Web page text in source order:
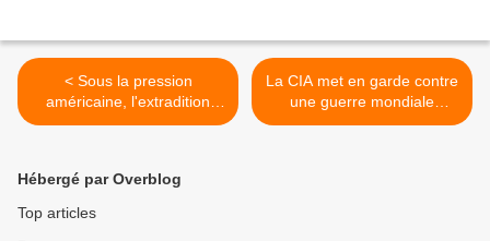
< Sous la pression
américaine, l'extradition
d'Assange de retour devant
La CIA met en garde contre
une guerre mondiale
climatique d'ici 2040 >
Hébergé par Overblog
Top articles